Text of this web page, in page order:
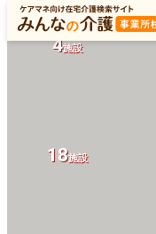
18施設
4施設